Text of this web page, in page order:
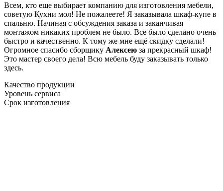
Всем, кто еще выбирает компанию для изготовления мебели,
советую Кухни мол! Не пожалеете! Я заказывала шкаф-купе в
спальню. Начиная с обсуждения заказа и заканчивая
монтажом никаких проблем не было. Все было сделано очень
быстро и качественно. К тому же мне ещё скидку сделали!
Огромное спасибо сборщику Алексею за прекрасный шкаф!
Это мастер своего дела! Всю мебель буду заказывать только
здесь.
Качество продукции
Уровень сервиса
Срок изготовления